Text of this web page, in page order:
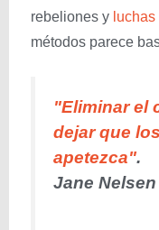
rebeliones y
métodos parece
"Eliminar el
dejar que
apetezca".
Jane Nelsen